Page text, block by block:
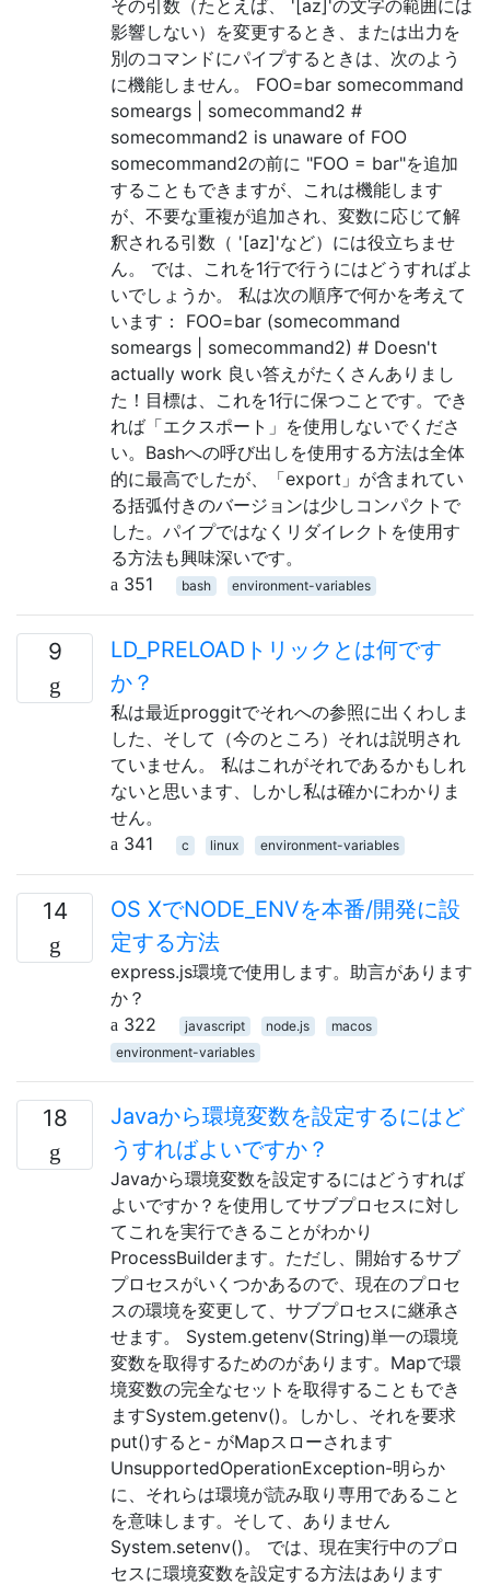
その引数（たとえば、 '[az]'の文字の範囲には
影響しない）を変更するとき、または出力を
別のコマンドにパイプするときは、次のよう
に機能しません。 FOO=bar somecommand
someargs | somecommand2 #
somecommand2 is unaware of FOO
somecommand2の前に "FOO = bar"を追加
することもできますが、これは機能します
が、不要な重複が追加され、変数に応じて解
釈される引数（ '[az]'など）には役立ちませ
ん。 では、これを1行で行うにはどうすればよ
いでしょうか。 私は次の順序で何かを考えて
います： FOO=bar (somecommand
someargs | somecommand2) # Doesn't
actually work 良い答えがたくさんありまし
た！目標は、これを1行に保つことです。でき
れば「エクスポート」を使用しないでくださ
い。Bashへの呼び出しを使用する方法は全体
的に最高でしたが、「export」が含まれてい
る括弧付きのバージョンは少しコンパクトで
した。パイプではなくリダイレ​​クトを使用す
る方法も興味深いです。
351
bash environment-variables
9
LD_PRELOADトリックとは何です
か？
私は最近proggitでそれへの参照に出くわしま
した、そして（今のところ）それは説明され
ていません。 私はこれがそれであるかもしれ
ないと思います、しかし私は確かにわかりま
せん。
341
c linux environment-variables
14
OS XでNODE_ENVを本番/開発に設
定する方法
express.js環境で使用します。助言があります
か？
322
javascript node.js
macos
environment-variables
18
Javaから環境変数を設定するにはど
うすればよいですか？
Javaから環境変数を設定するにはどうすれば
よいですか？を使用してサブプロセスに対し
てこれを実行できることがわかり
ProcessBuilderます。ただし、開始するサブ
プロセスがいくつかあるので、現在のプロセ
スの環境を変更して、サブプロセスに継承さ
せます。 System.getenv(String)単一の環境
変数を取得するためのがあります。Mapで環
境変数の完全なセットを取得することもでき
ますSystem.getenv()。しかし、それを要求
put()すると- がMapスローされます
UnsupportedOperationException-明らか
に、それらは環境が読み取り専用であること
を意味します。そして、ありません
System.setenv()。 では、現在実行中のプロ
セスに環境変数を設定する方法はあります